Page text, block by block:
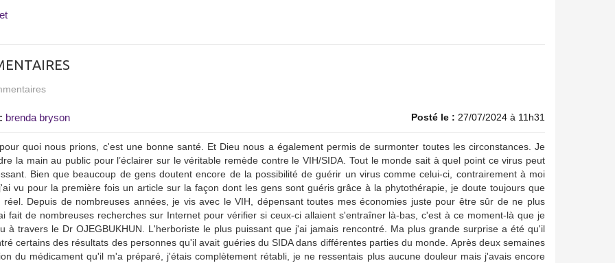
brenda bryson Posté le : 27/07/2024 à 11h31
quoi nous prions, c'est une bonne santé. Et Dieu nous a également permis de surmonter toutes les circonstances. Je
la main au public pour l’éclairer sur le véritable remède contre le VIH/SIDA. Tout le monde sait à quel point ce virus peut
Bien que beaucoup de gens doutent encore de la possibilité de guérir un virus comme celui-ci, contrairement à moi
vu pour la première fois un article sur la façon dont les gens sont guéris grâce à la phytothérapie, je doute toujours que
réel. Depuis de nombreuses années, je vis avec le VIH, dépensant toutes mes économies juste pour être sûr de ne plus
fait de nombreuses recherches sur Internet pour vérifier si ceux-ci allaient s'entraîner là-bas, c'est à ce moment-là que je
à travers le Dr OJEGBUKHUN. L'herboriste le plus puissant que j'ai jamais rencontré. Ma plus grande surprise a été qu'il
certains des résultats des personnes qu'il avait guéries du SIDA dans différentes parties du monde. Après deux semaines
du médicament qu'il m'a préparé, j'étais complètement rétabli, je ne ressentais plus aucune douleur mais j'avais encore